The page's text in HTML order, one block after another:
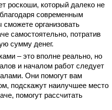
роскоши, который далеко не
современным
организовать
самостоятельно, потратив
сумму денег.
– это вполне реально, но
и началом работ следует
Они помогут вам
подскажут наилучшее место
помогут рассчитать